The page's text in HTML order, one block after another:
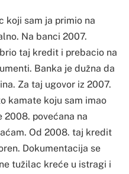
koji sam ja primio na
Na banci 2007.
taj kredit i prebacio na
Banka je dužna da
Za taj ugovor iz 2007.
kamate koju sam imao
2008. povećana na
Od 2008. taj kredit
Dokumentacija se
tužilac kreće u istragi i